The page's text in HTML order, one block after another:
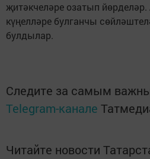
җитәкчеләре озатып
күңелләре булганчы
булдылар.
Следите за самым
Telegram-канале
Читайте новости